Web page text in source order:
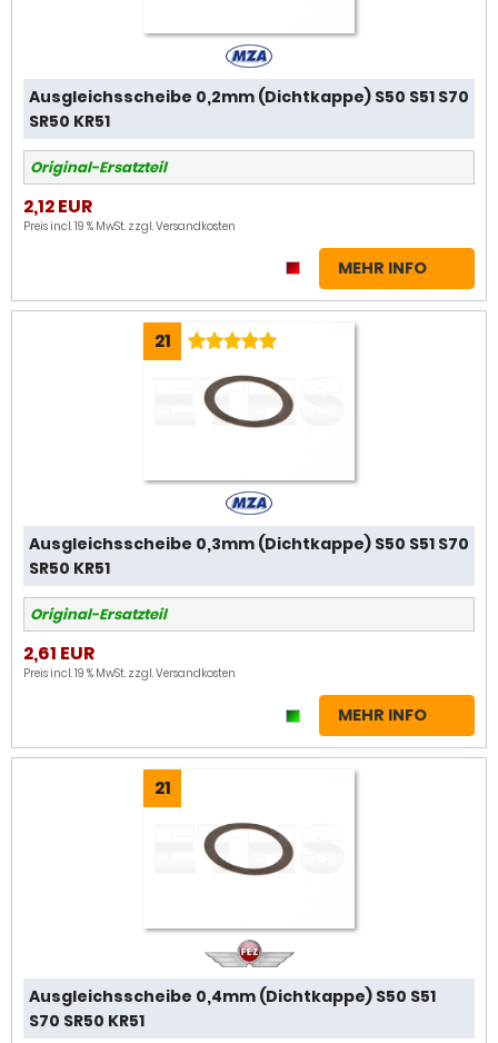
Ausgleichsscheibe 0,2mm (Dichtkappe) S50 S51 S70
SR50 KR51
Original-Ersatzteil
2,12 EUR
Preis incl. 19 % MwSt. zzgl.Versandkosten
MEHR INFO
21
Ausgleichsscheibe 0,3mm (Dichtkappe) S50 S51 S70
SR50 KR51
Original-Ersatzteil
2,61 EUR
Preis incl. 19 % MwSt. zzgl.Versandkosten
MEHR INFO
21
Ausgleichsscheibe 0,4mm (Dichtkappe) S50 S51
S70 SR50 KR51